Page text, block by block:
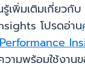
เพิ่มเติมเกี่ยวกับ
โปรดอ่าน
วามพร้อมใช้งา